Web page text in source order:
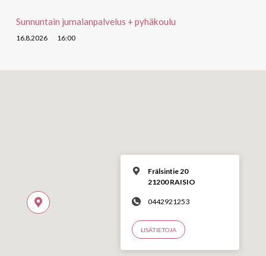
Sunnuntain jumalanpalvelus + pyhäkoulu
16.8.2026 16:00
Frälsintie 20
21200 RAISIO
0442921253
LISÄTIETOJA